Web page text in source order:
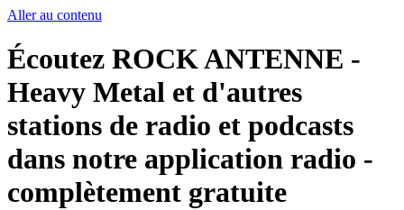
Aller au contenu
Écoutez ROCK ANTENNE -
Heavy Metal et d'autres
stations de radio et podcasts
dans notre application radio -
complètement gratuite